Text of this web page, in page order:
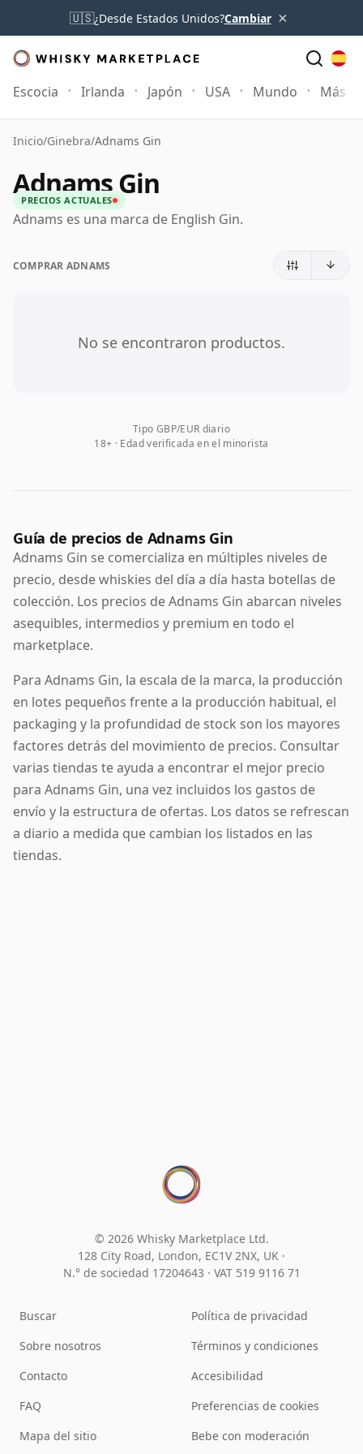
🇺🇸¿Desde Estados Unidos?Cambiar ×
Escocia Irlanda Japón USA Mundo Más
Inicio/Ginebra/Adnams Gin
Adnams Gin
PRECIOS ACTUALES
Adnams es una marca de English Gin.
COMPRAR ADNAMS
No se encontraron productos.
Tipo GBP/EUR diario
18+ · Edad verificada en el minorista
Guía de precios de Adnams Gin
Adnams Gin se comercializa en múltiples niveles de
precio, desde whiskies del día a día hasta botellas de
colección. Los precios de Adnams Gin abarcan niveles
asequibles, intermedios y premium en todo el
marketplace.
Para Adnams Gin, la escala de la marca, la producción
en lotes pequeños frente a la producción habitual, el
packaging y la profundidad de stock son los mayores
factores detrás del movimiento de precios. Consultar
varias tiendas te ayuda a encontrar el mejor precio
para Adnams Gin, una vez incluidos los gastos de
envío y la estructura de ofertas. Los datos se refrescan
a diario a medida que cambian los listados en las
tiendas.
© 2026 Whisky Marketplace Ltd.
128 City Road, London, EC1V 2NX, UK ·
N.° de sociedad 17204643 · VAT 519 9116 71
Buscar
Sobre nosotros
Contacto
FAQ
Mapa del sitio
Política de privacidad
Términos y condiciones
Accesibilidad
Preferencias de cookies
Bebe con moderación